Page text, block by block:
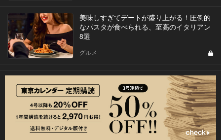
美味しすぎてデートが盛り上がる！圧倒的
なパスタが食べられる、至高のイタリアン
8選
グルメ